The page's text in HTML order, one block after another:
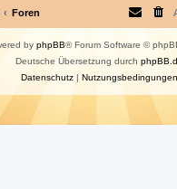
Foren
by phpBB® Forum Software ©
Deutsche Übersetzung durch
Datenschutz| Nutzungsbedingungen